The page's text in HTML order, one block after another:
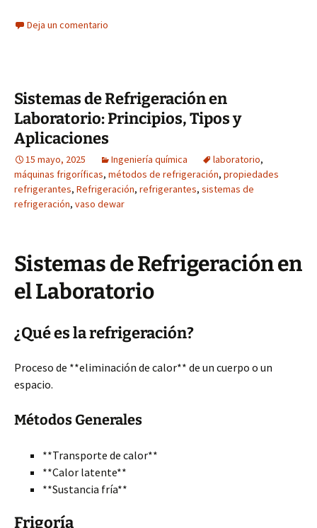
Deja un comentario
Sistemas de Refrigeración en
Laboratorio: Principios, Tipos y
Aplicaciones
15 mayo, 2025 Ingeniería química laboratorio,
máquinas frigoríficas, métodos de refrigeración, propiedades
refrigerantes, Refrigeración, refrigerantes, sistemas de
refrigeración, vaso dewar
Sistemas de Refrigeración en
el Laboratorio
¿Qué es la refrigeración?
Proceso de **eliminación de calor** de un cuerpo o un
espacio.
Métodos Generales
**Transporte de calor**
**Calor latente**
**Sustancia fría**
Frigoría